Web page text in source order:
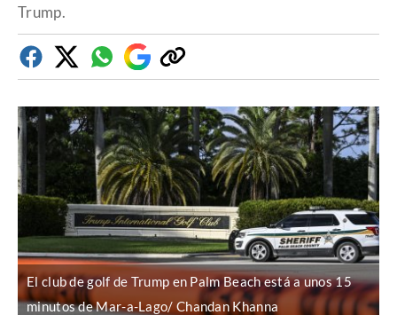
Trump.
FacebookTwitterWhatsapp
Google
Discover
Copiar
enlace
El club de golf de Trump en Palm Beach está a unos 15
minutos de Mar-a-Lago/ Chandan Khanna